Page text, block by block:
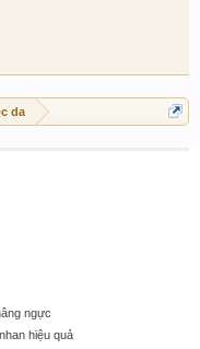
da
ngực
hiệu quả